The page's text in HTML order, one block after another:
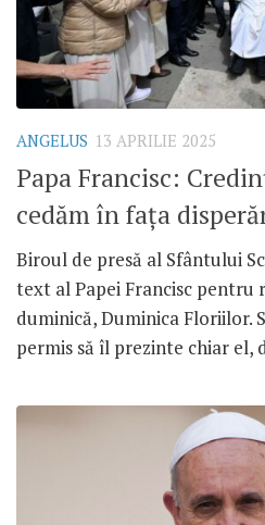
ANGELUS 13 APRILIE 2025
Papa Francisc:
cedăm în fața
Biroul de presă al Sfântului
text al Papei Francisc pentru
duminică, Duminica Floriilor.
permis să îl prezinte chiar el,